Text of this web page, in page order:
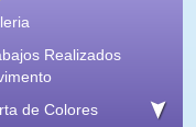
Realizados
de Colores